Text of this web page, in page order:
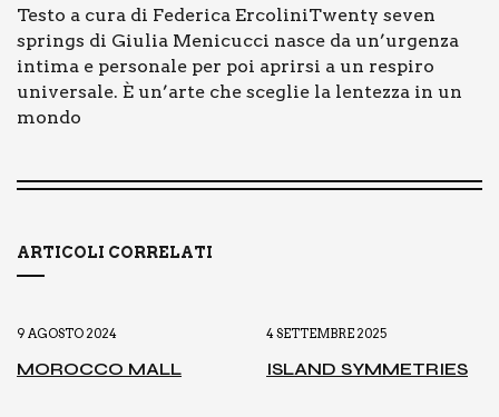
Testo a cura di Federica ErcoliniTwenty seven
springs di Giulia Menicucci nasce da un’urgenza
intima e personale per poi aprirsi a un respiro
universale. È un’arte che sceglie la lentezza in un
mondo
ARTICOLI CORRELATI
9 AGOSTO 2024
MOROC­CO MALL
4 SETTEMBRE 2025
ISLAND SYM­ME­TRIES